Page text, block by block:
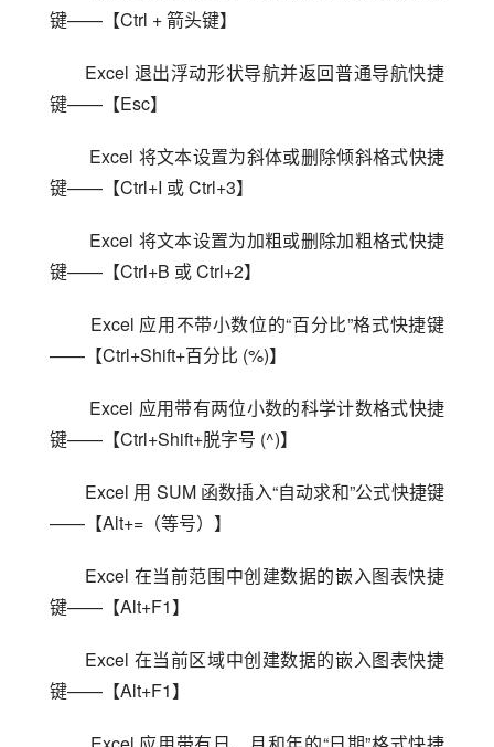
键——【Ctrl + 箭头键】
Excel 退出浮动形状导航并返回普通导航快捷
键——【Esc】
键——【Ctrl+I 或 Ctrl+3】
键——【Ctrl+B 或 Ctrl+2】
——【Ctrl+Shift+百分比 (%)】
键——【Ctrl+Shift+脱字号 (^)】
Excel 用 SUM 函数插入“自动求和”公式快捷键
——【Alt+=（等号）】
Excel 在当前范围中创建数据的嵌入图表快捷
键——【Alt+F1】
Excel 在当前区域中创建数据的嵌入图表快捷
键——【Alt+F1】